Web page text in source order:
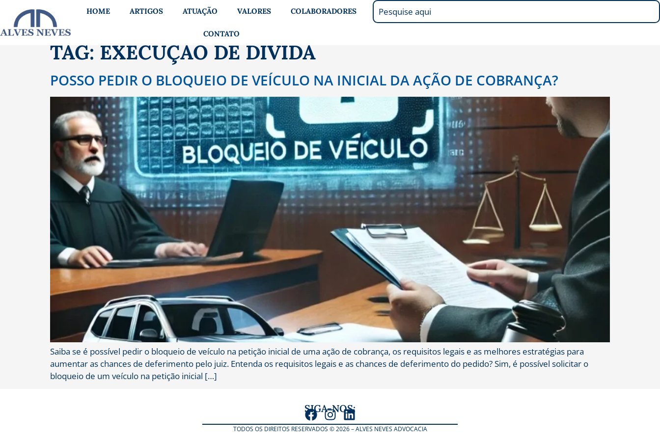
HOME ARTIGOS ATUAÇÃO VALORES COLABORADORES
CONTATO
TAG: EXECUÇÃO DE DÍVIDA
POSSO PEDIR O BLOQUEIO DE VEÍCULO NA INICIAL DA AÇÃO DE COBRANÇA?
Saiba se é possível pedir o bloqueio de veículo na petição inicial de uma ação de cobrança, os requisitos legais e as melhores estratégias para
aumentar as chances de deferimento pelo juiz. Entenda os requisitos legais e as chances de deferimento do pedido? Sim, é possível solicitar o
bloqueio de um veículo na petição inicial […]
SIGA-NOS:
TODOS OS DIREITOS RESERVADOS © 2026 – ALVES NEVES ADVOCACIA